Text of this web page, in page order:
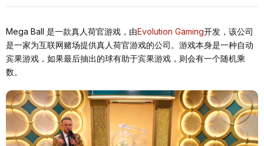
Mega Ball 是一款真人荷官游戏，由Evolution Gaming开发，该公司
是一家为互联网赌场提供真人荷官游戏的公司。游戏本身是一种自动
宾果游戏，如果最后抽出的球有助于宾果游戏，则会有一个随机乘
数。